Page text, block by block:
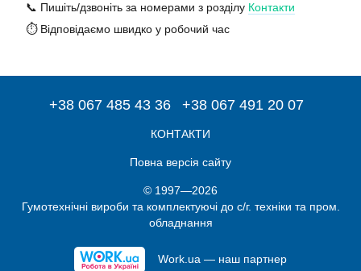
📞 Пишіть/дзвоніть за номерами з розділу Контакти
⏱️ Відповідаємо швидко у робочий час
+38 067 485 43 36 +38 067 491 20 07
КОНТАКТИ
Повна версія сайту
© 1997—2026
Гумотехнічні вироби та комплектуючі до с/г. техніки та пром.
обладнання
Work.ua — наш партнер